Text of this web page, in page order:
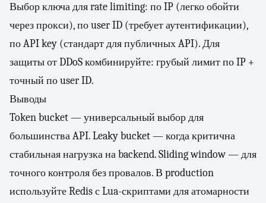
Выбор ключа для rate limiting: по IP (легко обойти
через прокси), по user ID (требует аутентификации),
по API key (стандарт для публичных API). Для
защиты от DDoS комбинируйте: грубый лимит по IP +
точный по user ID.
Выводы
Token bucket — универсальный выбор для
большинства API. Leaky bucket — когда критична
стабильная нагрузка на backend. Sliding window — для
точного контроля без провалов. В production
используйте Redis с Lua-скриптами для атомарности